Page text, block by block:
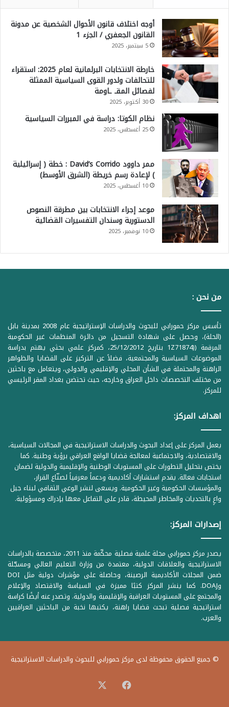
أوجه اختلاف قانون الأحوال الشخصية عن مدونة
القانون الجعفري / الجزء 1
5 سبتمبر، 2025
خارطة الانتخابات البرلمانية لعام 2025: استقراء
للتحالفات ولدور القوى السياسية الممثلة
لفصائل المقـ ـاومة
30 أكتوبر، 2025
نظام الكوتا: دراسة في المبررات السياسية
25 أغسطس، 2025
ممر داوود David’s Corrido : خطة ( إسرائيلية
) لإعادة رسم خريطة (الشرق الأوسط)
10 أغسطس، 2025
موعد إجراء الانتخابات بين مطرقة النصوص
الدستورية وسندان التفسيرات القضائية
10 نوفمبر، 2025
من نحن :
تأسس مركز حمورابي للبحوث والدراسات الإستراتيجية عام 2008 بمدينة بابل
(الحلة)، وحصل على شهادة التسجيل من دائرة المنظمات غير الحكومية
المرقمة ((1Z71874 بتاريخ 25/12/2012، كمركز علمي بحثي يهتم بدراسة
الموضوعات السياسية والمجتمعية، فضلاً عن التركيز على القضايا والظواهر
الراهنة والمحتملة في الشأن المحلي والإقليمي والدولي، ويتعامل مع باحثين
من مختلف التخصصات داخل العراق وخارجه، حيث تحتضن بغداد المقر الرئيسي
للمركز.
اهداف المركز:
يعمل المركز على إعداد البحوث والدراسات الاستراتيجية في المجالات السياسية،
والاقتصادية، والاجتماعية لمعالجة قضايا الواقع العراقي برؤية وطنية. كما
يختص بتحليل التطورات على المستويات الوطنية والإقليمية والدولية لضمان
استجابات فعالة. يقدم استشارات أكاديمية ودعماً معرفياً لصنّاع القرار،
والمؤسسات الحكومية وغير الحكومية. ويسعى لنشر الوعي الثقافي لبناء جيل
واعٍ بالتحديات والمخاطر المحيطة، قادر على التفاعل معها بإدراك ومسؤولية.
إصدارات المركز:
يصدر مركز حمورابي مجلة علمية فصلية محكّمة منذ 2011، متخصصة بالدراسات
الاستراتيجية والعلاقات الدولية، معتمدة من وزارة التعليم العالي ومسجّلة
ضمن المجلات الأكاديمية الرصينة، وحاصلة على مؤشرات دولية مثل DOI
وDOAJ. كما ينشر المركز كتبًا مميزة في السياسة والاقتصاد والإعلام
والمجتمع على المستويات العراقية والإقليمية والدولية. وتصدر عنه أيضًا كراسة
استراتيجية فصلية تبحث قضايا راهنة، يكتبها نخبة من الباحثين العراقيين
والعرب.
© جميع الحقوق محفوظة لدى مركز حمورابي للبحوث والدراسات الاستراتيجية
فيسبوك